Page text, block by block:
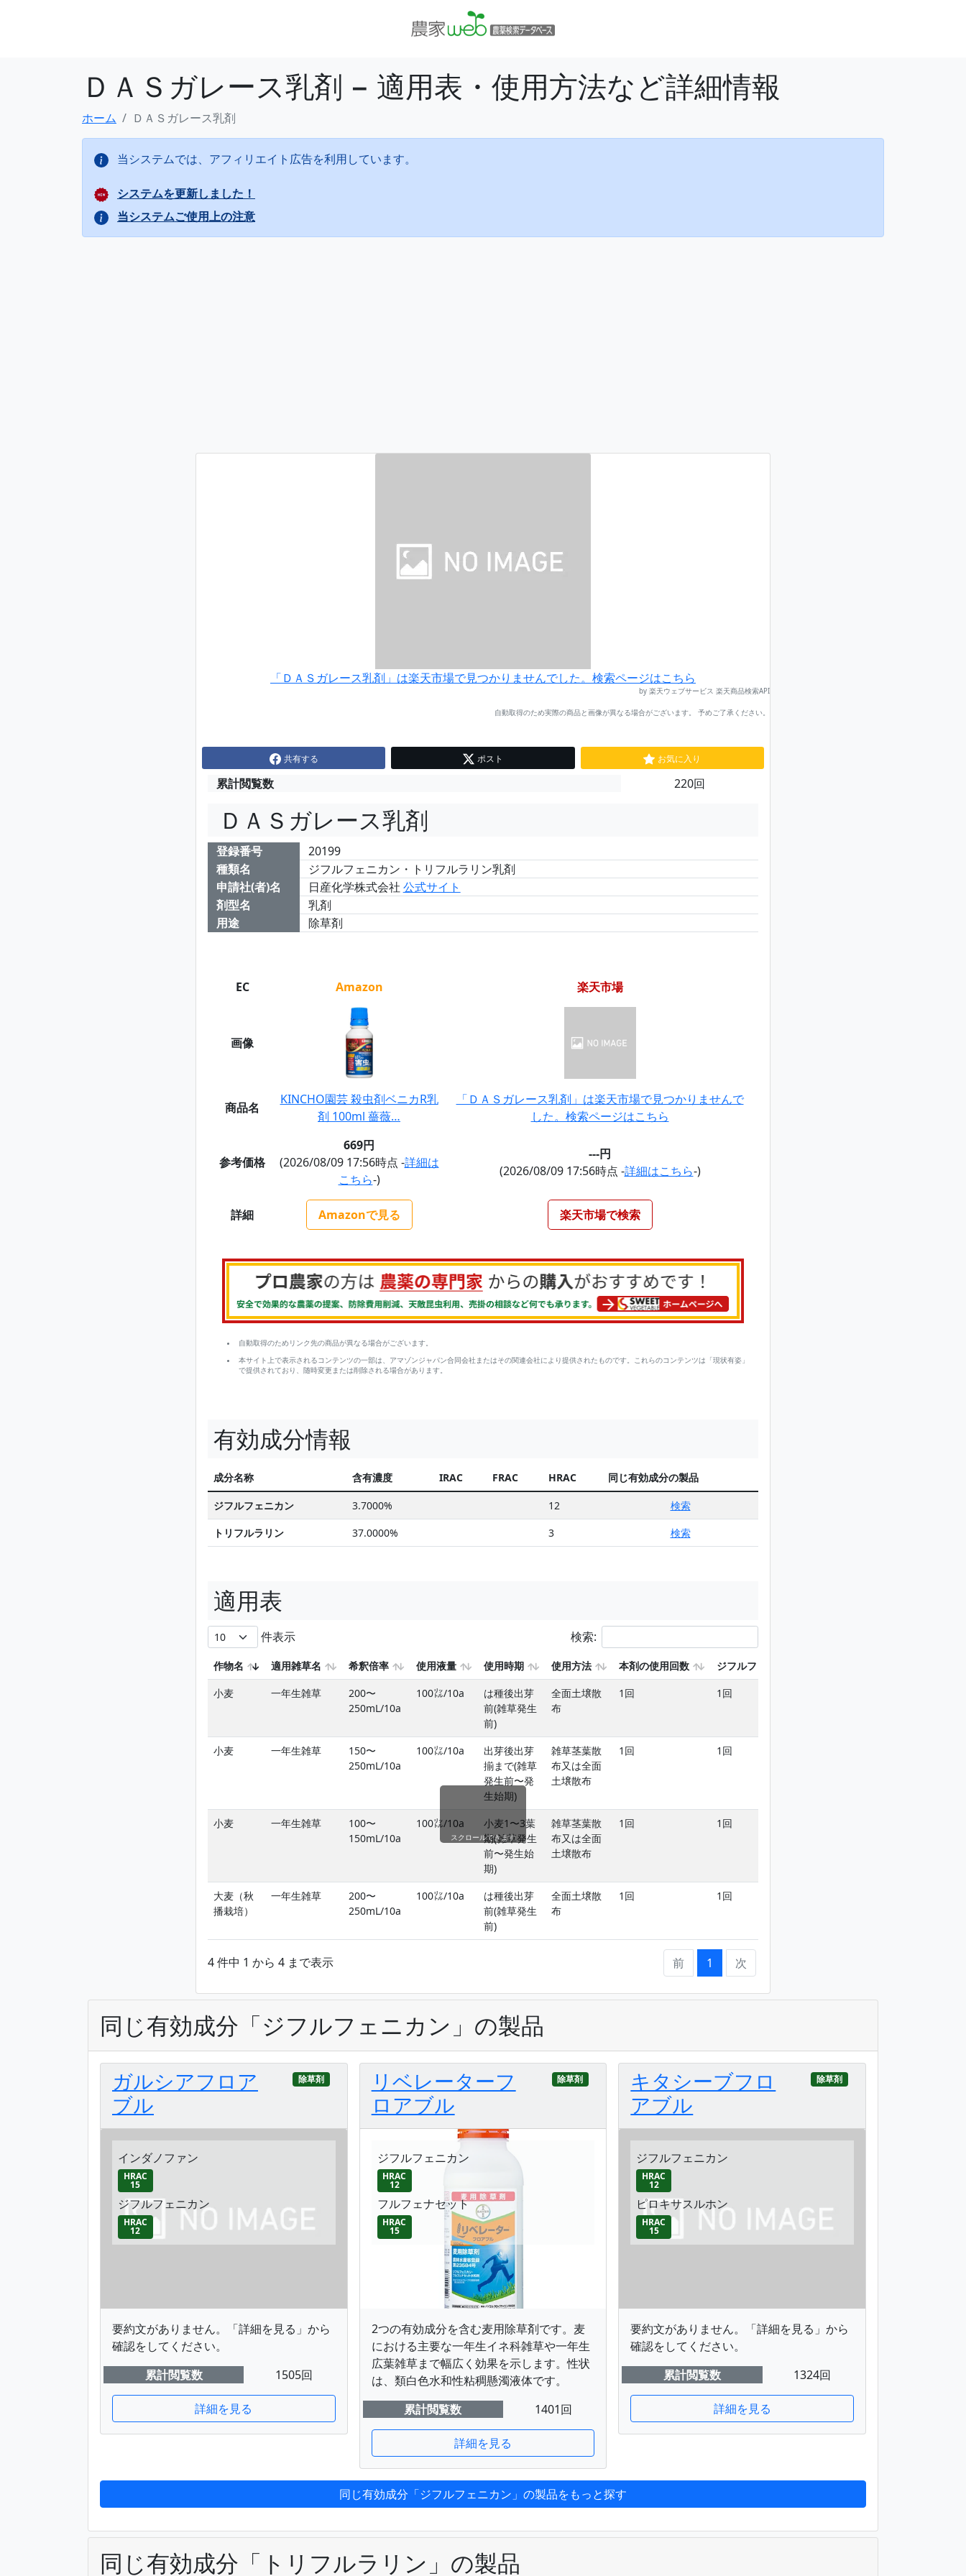
ＤＡＳガレース乳剤 − 適用表・使用方法など詳細情報
ホーム ＤＡＳガレース乳剤
当システムでは、アフィリエイト広告を利用しています。
システムを更新しました！
当システムご使用上の注意
「ＤＡＳガレース乳剤」は楽天市場で見つかりませんでした。検索ページはこちら
by 楽天ウェブサービス 楽天商品検索API
自動取得のため実際の商品と画像が異なる場合がございます。 予めご了承ください。
共有する ポスト お気に入り
累計閲覧数 220回
ＤＡＳガレース乳剤
登録番号
20199
種類名
ジフルフェニカン・トリフルラリン乳剤
申請社(者)名
日産化学株式会社 公式サイト
剤型名
乳剤
用途
除草剤
EC Amazon 楽天市場
画像
商品名
KINCHO園芸 殺虫剤ベニカR乳
剤 100ml 薔薇…
「ＤＡＳガレース乳剤」は楽天市場で見つかりませんで
した。検索ページはこちら
参考価格
669円
(2026/08/09 17:56時点 -詳細は
こちら-)
---円
(2026/08/09 17:56時点 -詳細はこちら-)
詳細 Amazonで見る 楽天市場で検索
自動取得のためリンク先の商品が異なる場合がございます。
本サイト上で表示されるコンテンツの一部は、アマゾンジャパン合同会社またはその関連会社により提供されたものです。これらのコンテンツは「現状有姿」
で提供されており、随時変更または削除される場合があります。
有効成分情報
成分名称 含有濃度 IRAC FRAC HRAC 同じ有効成分の製品
ジフルフェニカン 3.7000% 12
検索
トリフルラリン
37.0000% 3 検索
適用表
件表示 検索:
作物名 適用雑草名 希釈倍率 使用液量 使用時期 使用方法 本剤の使用回数 ジフルフェニカンを含む使用回数
小麦
一年生雑草
200〜
250mL/10a
100㍑/10a
は種後出芽
前(雑草発生
前)
全面土壌散
布
1回 1回
小麦 一年生雑草
150〜
250mL/10a
100㍑/10a
出芽後出芽
揃まで(雑草
発生前〜発
生始期)
雑草茎葉散
布又は全面
土壌散布
1回 1回
小麦 一年生雑草
100〜
150mL/10a
100㍑/10a
小麦1〜3葉
期(雑草発生
前〜発生始
期)
雑草茎葉散
布又は全面
土壌散布
1回 1回
大麦（秋
播栽培）
一年生雑草
200〜
250mL/10a
100㍑/10a
は種後出芽
前(雑草発生
前)
全面土壌散
布
1回 1回
4 件中 1 から 4 まで表示 前 1 次
スクロールできます
同じ有効成分「ジフルフェニカン」の製品
ガルシアフロア
ブル
除草剤
インダノファン
HRAC
15
ジフルフェニカン
HRAC
12
要約文がありません。「詳細を見る」から
確認をしてください。
累計閲覧数
1505回
詳細を見る
リベレーターフ
ロアブル
除草剤
ジフルフェニカン
HRAC
12
フルフェナセット
HRAC
15
2つの有効成分を含む麦用除草剤です。麦
における主要な一年生イネ科雑草や一年生
広葉雑草まで幅広く効果を示します。性状
は、類白色水和性粘稠懸濁液体です。
累計閲覧数
1401回
詳細を見る
キタシーブフロ
アブル
除草剤
ジフルフェニカン
HRAC
12
ピロキサスルホン
HRAC
15
要約文がありません。「詳細を見る」から
確認をしてください。
累計閲覧数
1324回
詳細を見る
同じ有効成分「ジフルフェニカン」の製品をもっと探す
同じ有効成分「トリフルラリン」の製品